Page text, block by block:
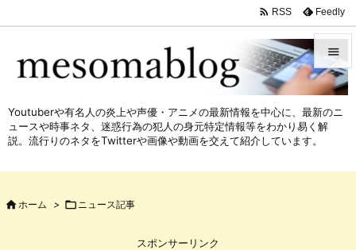



 RSS Feedly
Youtuberや有名人の炎上や声優・アニメの最新情報を中心に、最新のニ
ュースや時事ネタ、迷惑行為の犯人の身元特定情報等をわかり易く解
説。流行りのネタをTwitterや画像や動画を交えて紹介しています。
 ホーム >  ニュース記事
スポンサーリンク